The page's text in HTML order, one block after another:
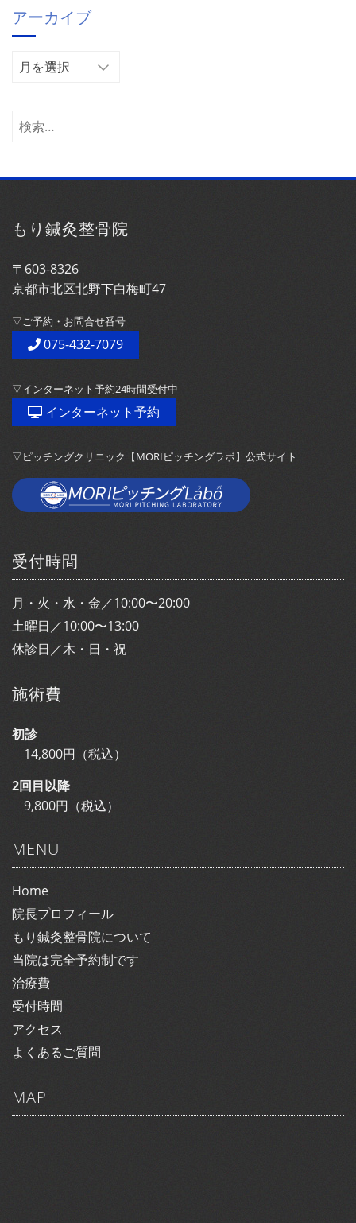
リ
ー
アーカイブ
ア
イ
検
もり鍼灸整骨院
〒603-8326
京都市北区北野下白梅町47
▽ご予約・お問合せ番号
075-432-7079
▽インターネット予約24時間受付中
インターネット予約
▽ピッチングクリニック【MORIピッチングラボ】公式サイト
受付時間
月・火・水・金／10:00〜20:00
土曜日／10:00〜13:00
休診日／木・日・祝
施術費
初診
14,800円（税込）
2回目以降
9,800円（税込）
MENU
Home
院長プロフィール
もり鍼灸整骨院について
当院は完全予約制です
治療費
受付時間
アクセス
よくあるご質問
MAP